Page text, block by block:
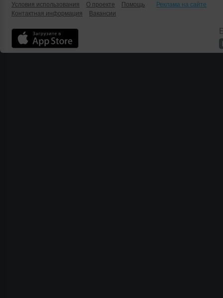
Условия использования
О проекте Помощь
Реклама на сайте
Контактная информация
Вакансии